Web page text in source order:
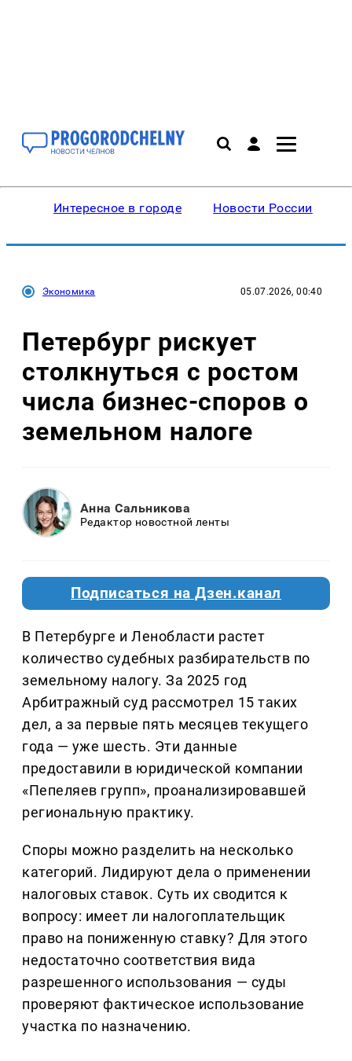
Интересное в городе Новости России
Экономика 05.07.2026, 00:40
Петербург рискует
столкнуться с ростом
числа бизнес-споров о
земельном налоге
Анна Сальникова
Редактор новостной ленты
Подписаться на Дзен.канал
В Петербурге и Ленобласти растет
количество судебных разбирательств по
земельному налогу. За 2025 год
Арбитражный суд рассмотрел 15 таких
дел, а за первые пять месяцев текущего
года — уже шесть. Эти данные
предоставили в юридической компании
«Пепеляев групп», проанализировавшей
региональную практику.
Споры можно разделить на несколько
категорий. Лидируют дела о применении
налоговых ставок. Суть их сводится к
вопросу: имеет ли налогоплательщик
право на пониженную ставку? Для этого
недостаточно соответствия вида
разрешенного использования — суды
проверяют фактическое использование
участка по назначению.